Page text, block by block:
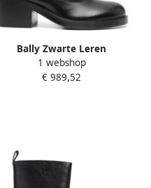
Bally Zwarte Leren
Veterschoenen met Blokhak
Black Dames
1 webshop
€ 989,52